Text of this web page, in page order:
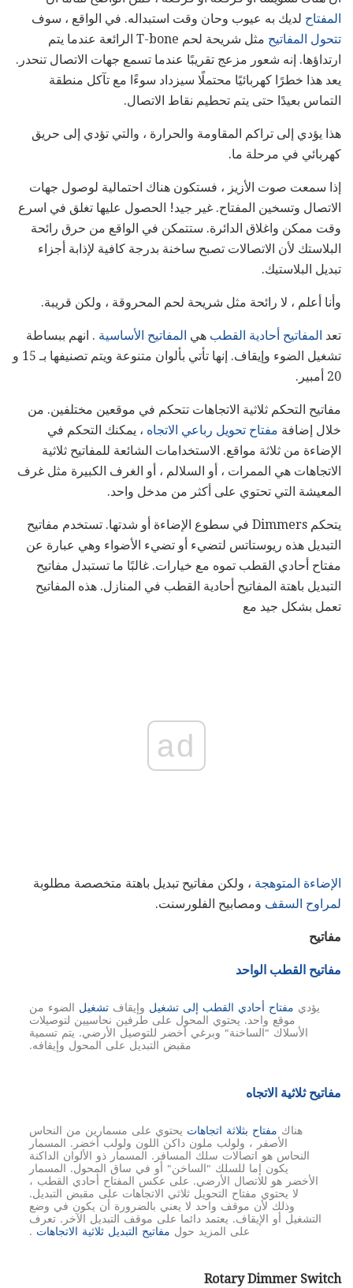
المفتاح لديك به عيوب وحان وقت استبداله. في الواقع ، سوف
تتحول المفاتيح
مثل شريحة لحم T-bone الرائعة عندما يتم
ارتداؤها. إنه شعور مزعج تقريبًا عندما تسمع جهات الاتصال تنحدر.
يعد هذا خطرًا كهربائيًا محتملًا سيزداد سوءًا مع تآكل منطقة
التماس بعيدًا حتى يتم تحطيم نقاط الاتصال.
هذا يؤدي إلى تراكم المقاومة والحرارة ، والتي تؤدي إلى حريق
كهربائي في مرحلة ما.
إذا سمعت صوت الأزيز ، فستكون هناك احتمالية لوصول جهات
الاتصال وتسخين المفتاح. غير جيد! الحصول عليها تغلق في اسرع
وقت ممكن واغلاق الدائرة. ستتمكن في الواقع من حرق رائحة
البلاستك لأن الاتصالات تصبح ساخنة بدرجة كافية لإذابة أجزاء
تبديل البلاستيك.
وأنا أعلم ، لا رائحة مثل شريحة لحم المحروقة ، ولكن قريبة.
تعد المفاتيح أحادية القطب هي المفاتيح الأساسية . انهم ببساطة
تشغيل الضوء وإيقاف. إنها تأتي بألوان متنوعة ويتم تصنيفها بـ 15 و
20 أمبير.
مفاتيح التحكم ثلاثية الاتجاهات تتحكم في موقعين مختلفين. من
خلال إضافة مفتاح تحويل رباعي الاتجاه ، يمكنك التحكم في
الإضاءة من ثلاثة مواقع. الاستخدامات الشائعة للمفاتيح ثلاثية
الاتجاهات هي الممرات ، أو السلالم ، أو الغرف الكبيرة مثل غرف
المعيشة التي تحتوي على أكثر من مدخل واحد.
يتحكم Dimmers في سطوع الإضاءة أو شدتها. تستخدم مفاتيح
التبديل هذه ريوستاتس لتضيء أو تضيء الأضواء وهي عبارة عن
مفتاح أحادي القطب تموه مع خيارات. غالبًا ما تستبدل مفاتيح
التبديل باهتة المفاتيح أحادية القطب في المنازل. هذه المفاتيح
تعمل بشكل جيد مع
ad
الإضاءة المتوهجة ، ولكن مفاتيح تبديل باهتة متخصصة مطلوبة
لمراوح السقف ومصابيح الفلورسنت.
مفاتيح
مفاتيح القطب الواحد
يؤدي مفتاح أحادي القطب إلى تشغيل وإيقاف تشغيل الضوء من
موقع واحد. يحتوي المحول على طرفين نحاسيين لتوصيلات
الأسلاك "الساخنة" وبرغي أخضر للتوصيل الأرضي. يتم تسمية
مقبض التبديل على المحول وإيقافه.
مفاتيح ثلاثية الاتجاه
هناك مفتاح بثلاثة اتجاهات يحتوي على مسمارين من النحاس
الأصفر ، ولولب ملون داكن اللون ولولب أخضر. المسمار
النحاس هو اتصالات سلك المسافر. المسمار ذو الألوان الداكنة
يكون إما للسلك "الساخن" أو في ساق المحول. المسمار
الأخضر هو للاتصال الأرضي. على عكس المفتاح أحادي القطب ،
لا يحتوي مفتاح التحويل ثلاثي الاتجاهات على مقبض التبديل.
وذلك لأن موقف واحد لا يعني بالضرورة أن يكون في وضع
التشغيل أو الإيقاف. يعتمد دائما على موقف التبديل الآخر. تعرف
على المزيد حول مفاتيح التبديل ثلاثية الاتجاهات .
Rotary Dimmer Switch